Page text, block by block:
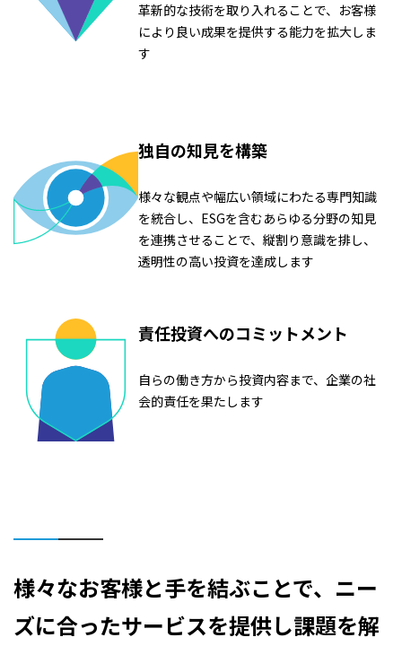
革新的な技術を取り入れることで、お客様
により良い成果を提供する能力を拡大しま
す
独自の知見を構築
様々な観点や幅広い領域にわたる専門知識
を統合し、ESGを含むあらゆる分野の知見
を連携させることで、縦割り意識を排し、
透明性の高い投資を達成します
責任投資へのコミットメント
自らの働き方から投資内容まで、企業の社
会的責任を果たします
様々なお客様と手を結ぶことで、ニー
ズに合ったサービスを提供し課題を解